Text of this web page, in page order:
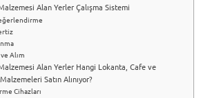
Alan Yerler Çalışma Sistemi
Alım
Alan Yerler Hangi Lokanta, Cafe ve
Satın Alınıyor?
Cihazları